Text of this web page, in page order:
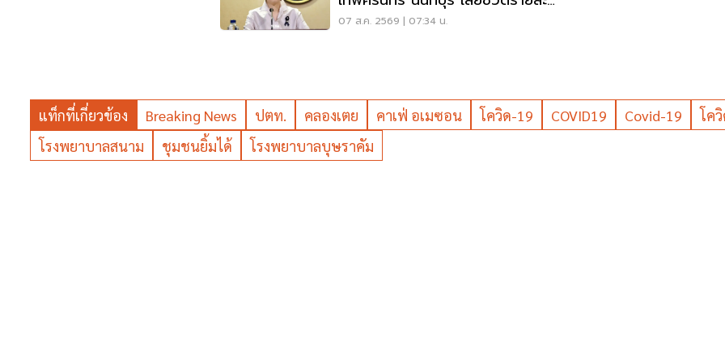
ล้าน
07 ส.ค. 2569 | 07:34 น.
แท็กที่เกี่ยวข้อง Breaking News ปตท. คลองเตย คาเฟ่ อเมซอน โควิด-19 COVID19 Covid-19
โค
โรงพยาบาลสนาม
ชุมชนยิ้มได้ โรงพยาบาลบุษราคัม